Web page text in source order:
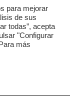
para mejorar
de sus
todas”, acepta
"Configurar
más